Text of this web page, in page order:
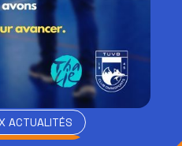
ACTUALITÉS